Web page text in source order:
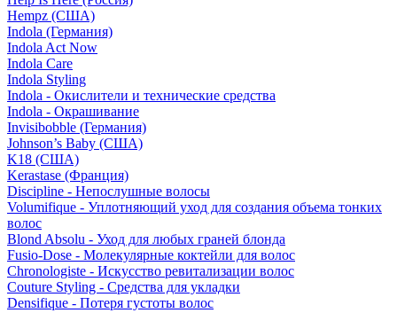
Hempz (США)
Indola (Германия)
Indola Act Now
Indola Care
Indola Styling
Indola - Окислители и технические средства
Indola - Окрашивание
Invisibobble (Германия)
Johnson’s Baby (США)
K18 (США)
Kerastase (Франция)
Discipline - Непослушные волосы
Volumifique - Уплотняющий уход для создания объема тонких
волос
Blond Absolu - Уход для любых граней блонда
Fusio-Dose - Молекулярные коктейли для волос
Chronologiste - Искусство ревитализации волос
Couture Styling - Средства для укладки
Densifique - Потеря густоты волос